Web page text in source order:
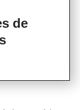
de